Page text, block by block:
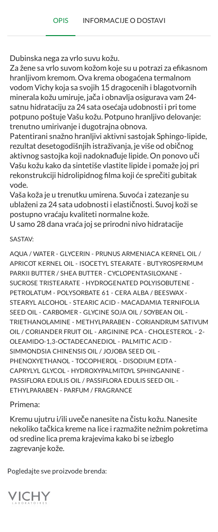
OPIS INFORMACIJE O DOSTAVI
Dubinska nega za vrlo suvu kožu.
Za žene sa vrlo suvom kožom koje su u potrazi za efikasnom
hranljivom kremom. Ova krema obogaćena termalnom
vodom Vichy koja sa svojih 15 dragocenih i blagotvornih
minerala kožu umiruje, jača i obnavlja osigurava vam 24-
satnu hidrataciju za 24 sata osećaja udobnosti i pri tome
potpuno poštuje Vašu kožu. Potpuno hranljivo delovanje:
trenutno umirivanje i dugotrajna obnova.
Patentirani snažno hranljivi aktivni sastojak Sphingo-lipide,
rezultat desetogodišnjih istraživanja, je više od običnog
aktivnog sastojka koji nadoknađuje lipide. On ponovo uči
Vašu kožu kako da sintetiše vlastite lipide i pomaže joj pri
rekonstrukciji hidrolipidnog filma koji će sprečiti gubitak
vode.
Vaša koža je u trenutku umirena. Suvoća i zatezanje su
ublaženi za 24 sata udobnosti i elastičnosti. Suvoj koži se
postupno vraćaju kvaliteti normalne kože.
U samo 28 dana vraća joj se prirodni nivo hidratacije
SASTAV:
AQUA / WATER - GLYCERIN - PRUNUS ARMENIACA KERNEL OIL /
APRICOT KERNEL OIL - ISOCETYL STEARATE - BUTYROSPERMUM
PARKII BUTTER / SHEA BUTTER - CYCLOPENTASILOXANE -
SUCROSE TRISTEARATE - HYDROGENATED POLYISOBUTENE -
PETROLATUM - POLYSORBATE 61 - CERA ALBA / BEESWAX -
STEARYL ALCOHOL - STEARIC ACID - MACADAMIA TERNIFOLIA
SEED OIL - CARBOMER - GLYCINE SOJA OIL / SOYBEAN OIL -
TRIETHANOLAMINE - METHYLPARABEN - CORIANDRUM SATIVUM
OIL / CORIANDER FRUIT OIL - ARGININE PCA - CHOLESTEROL - 2-
OLEAMIDO-1,3-OCTADECANEDIOL - PALMITIC ACID -
SIMMONDSIA CHINENSIS OIL / JOJOBA SEED OIL -
PHENOXYETHANOL - TOCOPHEROL - DISODIUM EDTA -
CAPRYLYL GLYCOL - HYDROXYPALMITOYL SPHINGANINE -
PASSIFLORA EDULIS OIL / PASSIFLORA EDULIS SEED OIL -
ETHYLPARABEN - PARFUM / FRAGRANCE
Primena:
Kremu ujutru i/ili uveče nanesite na čistu kožu. Nanesite
nekoliko tačkica kreme na lice i razmažite nežnim pokretima
od sredine lica prema krajevima kako bi se izbeglo
zagrevanje kože.
Pogledajte sve proizvode brenda: